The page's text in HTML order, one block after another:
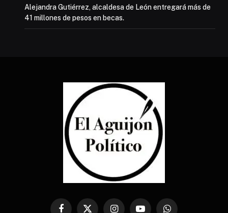
Alejandra Gutiérrez, alcaldesa de León entregará más de
41 millones de pesos en becas.